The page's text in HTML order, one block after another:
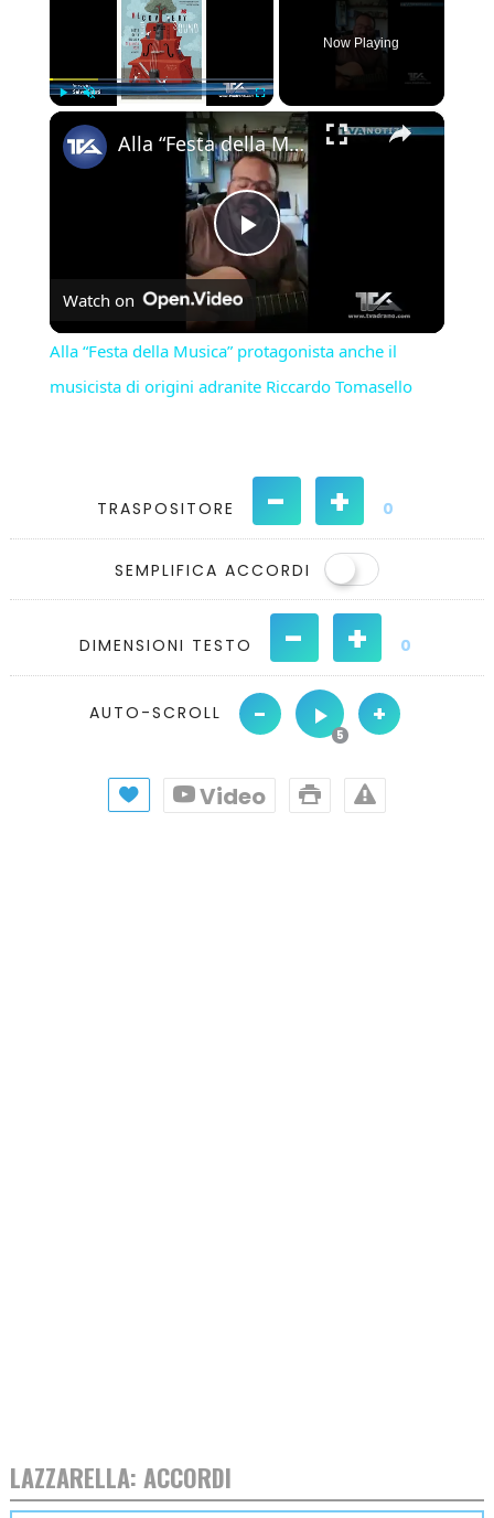
Fullscreen
Now Playing
×
Play
Video
Alla “Festa della Musica” protagonista anche il musicista di origini adranite Riccardo Tomasello
Watch on
Alla “Festa della Musica” protagonista anche il
musicista di origini adranite Riccardo Tomasello
TRASPOSITORE - + 0
SEMPLIFICA ACCORDI
DIMENSIONI TESTO - + 0
AUTO-SCROLL - +
Video
LAZZARELLA: ACCORDI